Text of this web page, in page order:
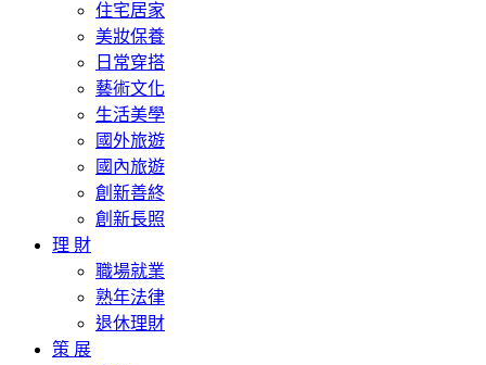
住宅居家
美妝保養
日常穿搭
藝術文化
生活美學
國外旅遊
國內旅遊
創新善終
創新長照
理 財
職場就業
熟年法律
退休理財
策 展